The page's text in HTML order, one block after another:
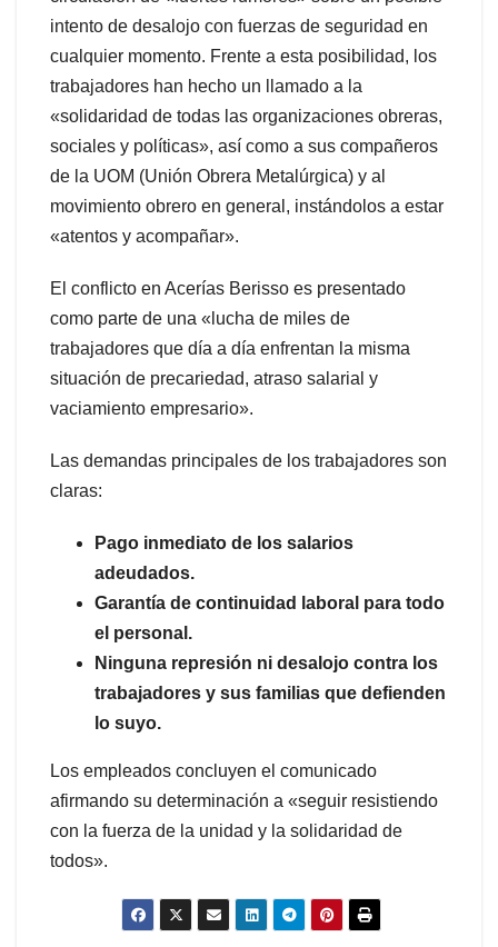
intento de desalojo con fuerzas de seguridad en
cualquier momento. Frente a esta posibilidad, los
trabajadores han hecho un llamado a la
«solidaridad de todas las organizaciones obreras,
sociales y políticas», así como a sus compañeros
de la UOM (Unión Obrera Metalúrgica) y al
movimiento obrero en general, instándolos a estar
«atentos y acompañar».
El conflicto en Acerías Berisso es presentado
como parte de una «lucha de miles de
trabajadores que día a día enfrentan la misma
situación de precariedad, atraso salarial y
vaciamiento empresario».
Las demandas principales de los trabajadores son
claras:
Pago inmediato de los salarios
adeudados.
Garantía de continuidad laboral para todo
el personal.
Ninguna represión ni desalojo contra los
trabajadores y sus familias que defienden
lo suyo.
Los empleados concluyen el comunicado
afirmando su determinación a «seguir resistiendo
con la fuerza de la unidad y la solidaridad de
todos».